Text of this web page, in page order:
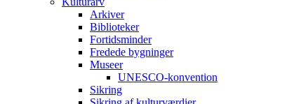
Arkiver
Biblioteker
Fortidsminder
Fredede bygninger
Museer
UNESCO-konvention
Sikring